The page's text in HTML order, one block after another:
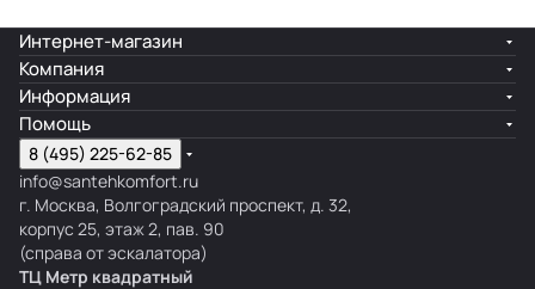
Интернет-магазин
Компания
Информация
Помощь
8 (495) 225-62-85
info@santehkomfort.ru
г. Москва, Волгоградский проспект, д. 32,
корпус 25, этаж 2, пав. 90
(справа от эскалатора)
ТЦ Метр квадратный